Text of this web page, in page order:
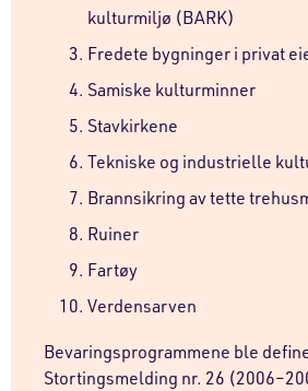
kulturmiljø (BARK)
Fredete bygninger i privat
Samiske kulturminner
Stavkirkene
Tekniske og industrielle
Brannsikring av tette
Ruiner
Fartøy
Verdensarven
Bevaringsprogrammene ble
Stortingsmelding nr. 26